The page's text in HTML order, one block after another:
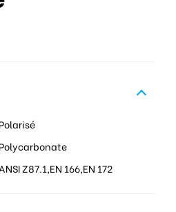
Polarisé
Polycarbonate
ANSI Z87.1,EN 166,EN 172